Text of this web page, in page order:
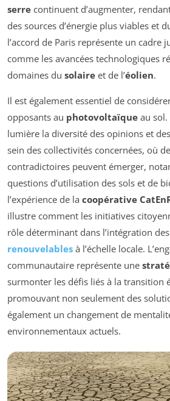
serre continuent d’augmenter,
des sources d’énergie plus viables et
l’accord de Paris représente un cadre
comme les avancées technologiques
domaines du solaire et de l’éolien.
Il est également essentiel de
opposants au photovoltaïque au sol.
lumière la diversité des opinions et
sein des collectivités concernées, où
contradictoires peuvent émerger,
questions d’utilisation des sols et de
l’expérience de la coopérative
illustre comment les initiatives
rôle déterminant dans l’intégration des
renouvelables à l’échelle locale.
communautaire représente une
surmonter les défis liés à la transition
promouvant non seulement des
également un changement de
environnementaux actuels.